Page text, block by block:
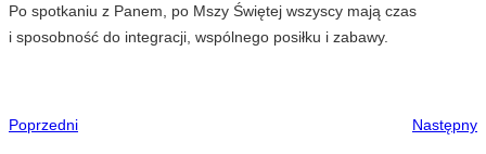
Po spotkaniu z Panem, po Mszy Świętej wszyscy mają czas
i sposobność do integracji, wspólnego posiłku i zabawy.
Poprzedni Następny